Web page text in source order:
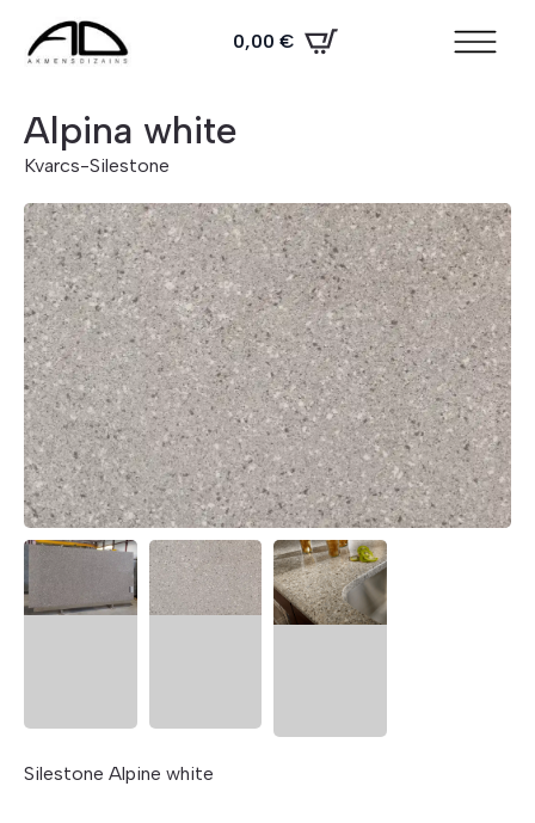
0,00 €
Alpina white
Kvarcs-Silestone
Silestone Alpine white